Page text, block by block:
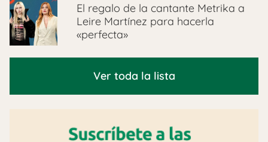
El regalo de la cantante Metrika a
Leire Martínez para hacerla
«perfecta»
Ver toda la lista